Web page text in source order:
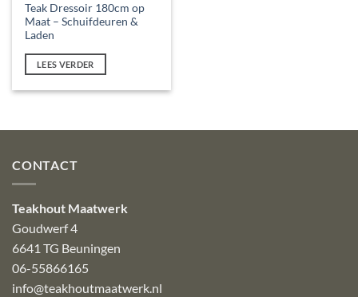
Teak Dressoir 180cm op
Maat – Schuifdeuren &
Laden
LEES VERDER
CONTACT
Teakhout Maatwerk
Goudwerf 4
6641 TG Beuningen
06-55866165
info@teakhoutmaatwerk.nl